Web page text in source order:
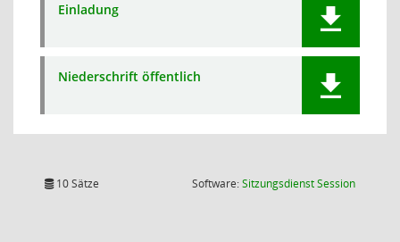
Einladung
Niederschrift öffentlich
10 Sätze Software:SitzungsdienstSession(Wird in